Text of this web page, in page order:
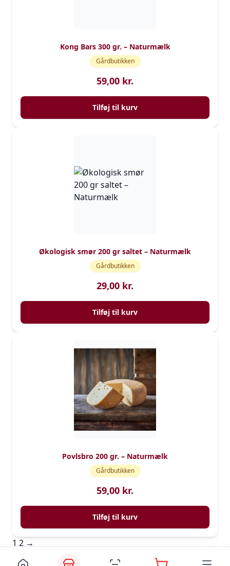
Kong Bars 300 gr. – Naturmælk
Gårdbutikken
59,00 kr.
Tilføj til kurv
Økologisk smør 200 gr saltet – Naturmælk
Gårdbutikken
29,00 kr.
Tilføj til kurv
Povlsbro 200 gr. – Naturmælk
Gårdbutikken
59,00 kr.
Tilføj til kurv
1 2 →